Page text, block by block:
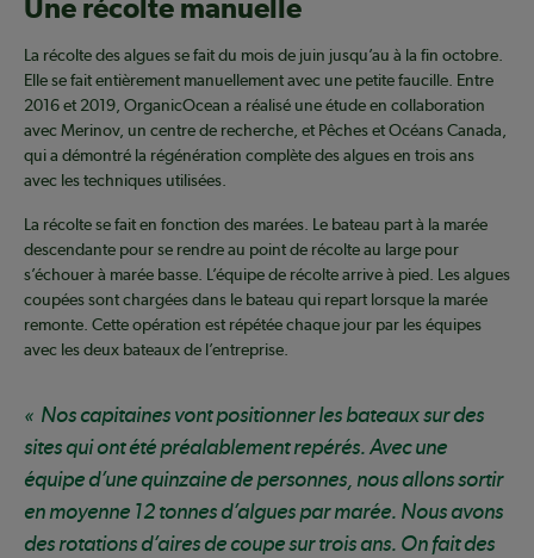
Une récolte manuelle
La récolte des algues se fait du mois de juin jusqu’au à la fin octobre.
Elle se fait entièrement manuellement avec une petite faucille. Entre
2016 et 2019, OrganicOcean a réalisé une étude en collaboration
avec Merinov, un centre de recherche, et Pêches et Océans Canada,
qui a démontré la régénération complète des algues en trois ans
avec les techniques utilisées.
La récolte se fait en fonction des marées. Le bateau part à la marée
descendante pour se rendre au point de récolte au large pour
s’échouer à marée basse. L’équipe de récolte arrive à pied. Les algues
coupées sont chargées dans le bateau qui repart lorsque la marée
remonte. Cette opération est répétée chaque jour par les équipes
avec les deux bateaux de l’entreprise.
Nos capitaines vont positionner les bateaux sur des
sites qui ont été préalablement repérés. Avec une
équipe d’une quinzaine de personnes, nous allons sortir
en moyenne 12 tonnes d’algues par marée. Nous avons
des rotations d’aires de coupe sur trois ans. On fait des